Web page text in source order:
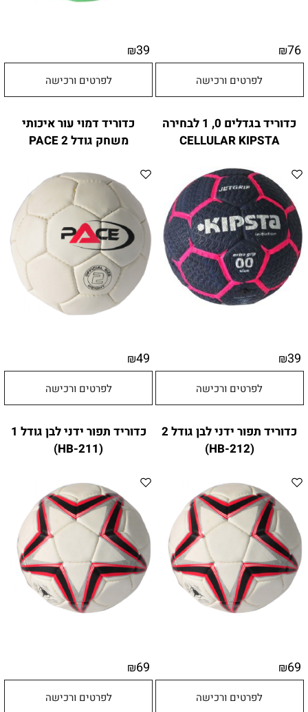
₪76
לפרטים ורכישה
₪39
לפרטים ורכישה
כדוריד בגדלים 0, 1 לבחירה
CELLULAR KIPSTA
₪39
לפרטים ורכישה
כדוריד דמוי עור איכותי
משחק גודל 2 PACE
₪49
לפרטים ורכישה
כדוריד תפור ידני לבן גודל 2
(HB-212)
₪69
לפרטים ורכישה
כדוריד תפור ידני לבן גודל 1
(HB-211)
₪69
לפרטים ורכישה